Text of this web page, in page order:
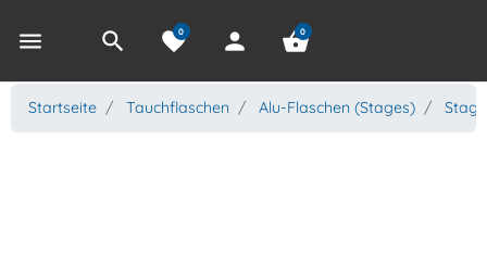
menu search favorite
0 person shopping_basket
0
Startseite Tauchflaschen Alu-Flaschen (Stages)